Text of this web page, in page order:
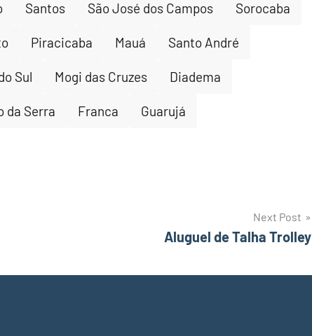
Santos São José dos Campos Sorocaba
Piracicaba Mauá Santo André
Sul Mogi das Cruzes Diadema
da Serra Franca Guarujá
Next Post
Aluguel de Talha Trolley